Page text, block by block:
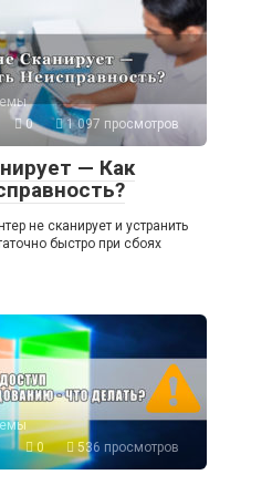
0
1 097 просмотров
— Как
не сканирует и устранить
быстро при сбоях
0
536 просмотров